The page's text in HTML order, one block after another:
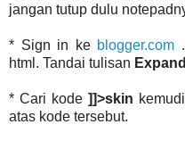
jangan tutup dulu
* Sign in ke blogger.com
html. Tandai tulisan
* Cari kode ]]>skin
atas kode tersebut.